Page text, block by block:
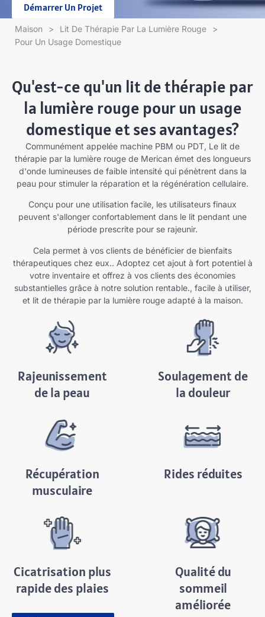
Démarrer Un Projet
Maison > Lit De Thérapie Par La Lumière Rouge
>
Pour Un Usage Domestique
Qu'est-ce qu'un lit de thérapie par
la lumière rouge pour un usage
domestique et ses avantages?
Communément appelée machine PBM ou PDT, Le lit de
thérapie par la lumière rouge de Merican émet des longueurs
d'onde lumineuses de faible intensité qui pénètrent dans la
peau pour stimuler la réparation et la régénération cellulaire.
Conçu pour une utilisation facile, les utilisateurs finaux
peuvent s'allonger confortablement dans le lit pendant une
période prescrite pour se rajeunir.
Cela permet à vos clients de bénéficier de bienfaits
thérapeutiques chez eux.. Adoptez cet ajout à fort potentiel à
votre inventaire et offrez à vos clients des économies
substantielles grâce à notre solution rentable., facile à utiliser,
et lit de thérapie par la lumière rouge adapté à la maison.
Rajeunissement
de la peau
Soulagement de
la douleur
Récupération
musculaire
Rides réduites
Cicatrisation plus
rapide des plaies
Qualité du
sommeil
améliorée